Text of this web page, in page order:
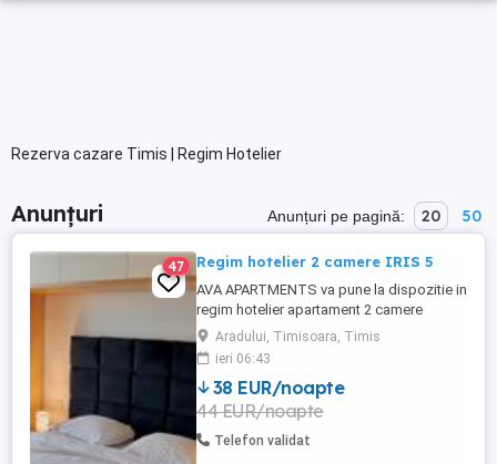
Rezerva cazare Timis | Regim Hotelier
Anunțuri Anunțuri pe pagină: 20 50
47 Regim hotelier 2 camere IRIS 5
AVA APARTMENTS va pune la dispozitie in
regim hotelier apartament 2 camere
decomandat, complet echipat si mobilat,
in complex rezidential IRIS, aproape de
Iulius Town. Pentru decont oferim e-
Factura. Pretul afisat este pentru minim 5
nopti de cazare.
Aradului, Timisoara, Timis
ieri 06:43
38 EUR/noapte
44 EUR/noapte
Telefon validat